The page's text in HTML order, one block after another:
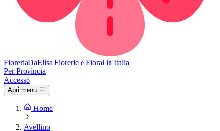
FioreriaDaElisa Fiorerie e Fiorai in Italia
Per Provincia
Accesso
Apri menu
Home
Avellino